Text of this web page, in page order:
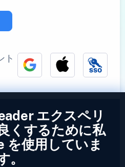
ト
エクスペリ
くするために私
を使用していま
。